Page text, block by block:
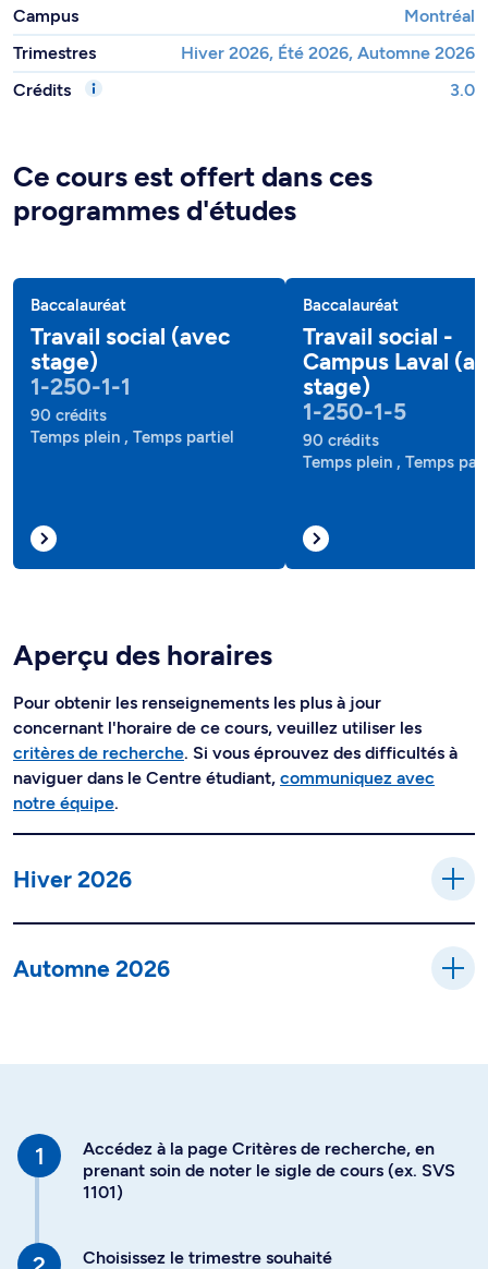
Campus
Montréal
Trimestres
Hiver 2026, Été 2026, Automne 2026
Crédits
3.0
Ce cours est offert dans ces
programmes d'études
Baccalauréat
Travail social (avec
stage)
1-250-1-1
90 crédits
Temps plein , Temps partiel
Baccalauréat
Travail social -
Campus Laval
stage)
1-250-1-5
90 crédits
Temps plein , Temps
Aperçu des horaires
Pour obtenir les renseignements les plus à jour
concernant l'horaire de ce cours, veuillez utiliser les
critères de recherche. Si vous éprouvez des difficultés à
naviguer dans le Centre étudiant, communiquez avec
notre équipe.
Hiver 2026
Automne 2026
Accédez à la page Critères de recherche, en
prenant soin de noter le sigle de cours (ex. SVS
1101)
Choisissez le trimestre souhaité